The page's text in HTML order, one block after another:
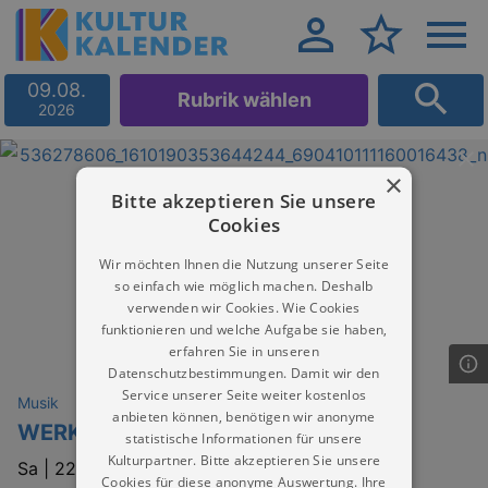
09.08.
2026 Rubrik wählen
Musik
WERK HAIN
Sa | 22.08.2026 | 23:00
×
Bitte akzeptieren Sie unsere
Cookies
Wir möchten Ihnen die Nutzung unserer Seite
so einfach wie möglich machen. Deshalb
verwenden wir Cookies. Wie Cookies
funktionieren und welche Aufgabe sie haben,
erfahren Sie in unseren
Datenschutzbestimmungen. Damit wir den
Service unserer Seite weiter kostenlos
anbieten können, benötigen wir anonyme
statistische Informationen für unsere
Kulturpartner. Bitte akzeptieren Sie unsere
Cookies für diese anonyme Auswertung. Ihre